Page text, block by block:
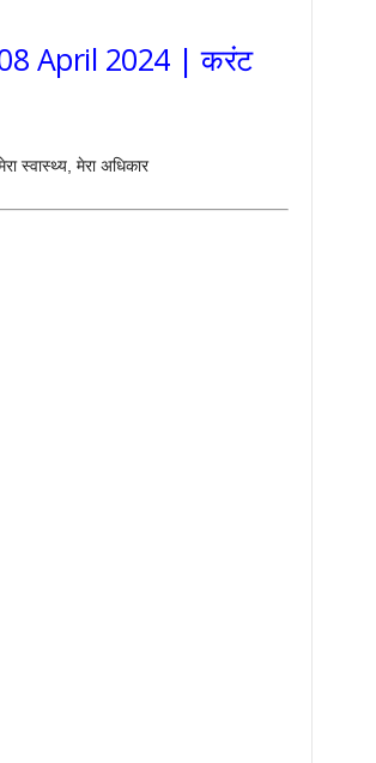
April 2024 | करंट
स्वास्थ्य, मेरा अधिकार